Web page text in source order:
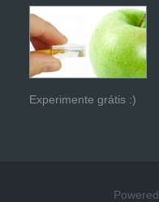
Experimente grátis :)